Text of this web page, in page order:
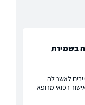
בשמירת
לאשר לה
רפואי מרופא